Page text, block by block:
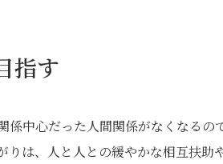
指す
中心だった人間関係がなくなるの
は、人と人との緩やかな相互扶助